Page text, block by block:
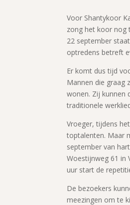
Voor Shantykoor
zong het koor nog
22 september
optredens betreft
Er komt dus tijd
Mannen die graag
wonen. Zij kunnen
traditionele
Vroeger, tijdens
toptalenten. Maar
september van
Woestijnweg 61 in
uur start de
De bezoekers
meezingen om te